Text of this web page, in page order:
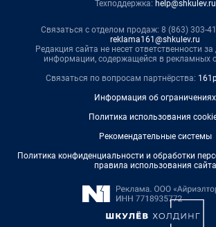
Техподдержка: help@shkulev.ru
Связаться с отделом продаж: 8 (863) 303-
reklama161@shkulev.ru
Редакция сайта не несет ответственности
информации, содержащейся в рекламных
Связаться по вопросам партнёрства:
Информация об ограничениях
Политика использования
Рекомендательные системы
Политика конфиденциальности и обработки
правила использования сайта